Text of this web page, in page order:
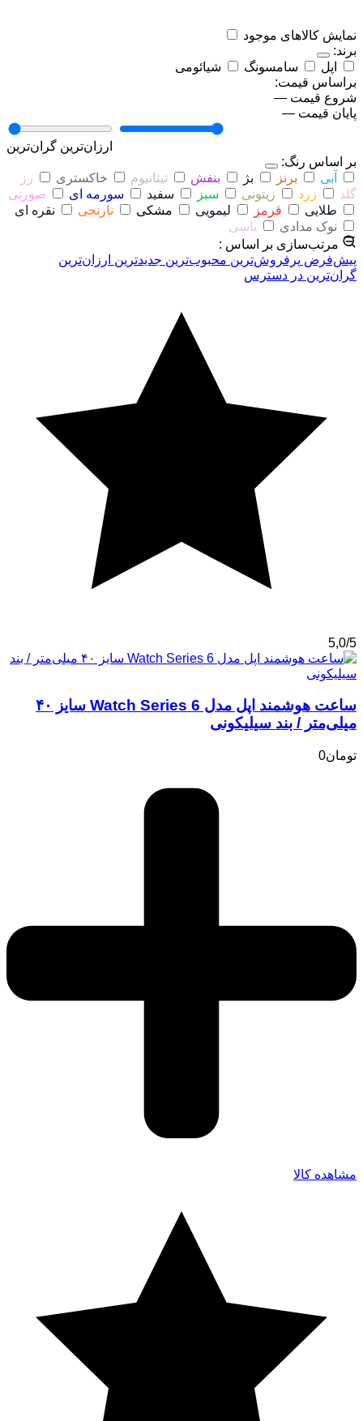
نمایش کالاهای موجود
برند:
اپل
سامسونگ
شیائومی
براساس قیمت:
شروع قیمت —
پایان قیمت —
ارزان‌ترین گران‌ترین
بر اساس رنگ:
آبی
برنز بژ بنفش تیتانیوم خاکستری
رز
گلد
زرد زیتونی سبز سفید سورمه ای
صورتی
طلایی
قرمز لیمویی مشکی نارنجی
نقره ای
نوک مدادی
یاسی
مرتب‌سازی بر اساس :
پیش‌فرض پرفروش‌ترین محبوب‌ترین جدیدترین ارزان‌ترین
گران‌ترین در دسترس
5,0/5
ساعت هوشمند اپل مدل Watch Series 6 سایز ۴۰
میلی‌متر / بند سیلیکونی
تومان0
مشاهده کالا